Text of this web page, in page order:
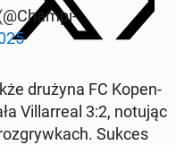
drużyna FC Kopen­
Vil­lar­real 3:2, notując
Sukces